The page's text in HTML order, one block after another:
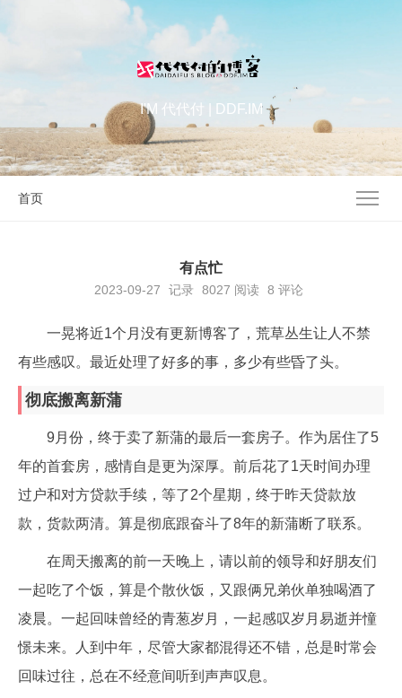
I'M 代代付 | DDF.IM
首页
有点忙
2023-09-27 记录 8027 阅读 8 评论
一晃将近1个月没有更新博客了，荒草丛生让人不禁
有些感叹。最近处理了好多的事，多少有些昏了头。
彻底搬离新蒲
9月份，终于卖了新蒲的最后一套房子。作为居住了5
年的首套房，感情自是更为深厚。前后花了1天时间办理
过户和对方贷款手续，等了2个星期，终于昨天贷款放
款，货款两清。算是彻底跟奋斗了8年的新蒲断了联系。
在周天搬离的前一天晚上，请以前的领导和好朋友们
一起吃了个饭，算是个散伙饭，又跟俩兄弟伙单独喝酒了
凌晨。一起回味曾经的青葱岁月，一起感叹岁月易逝并憧
憬未来。人到中年，尽管大家都混得还不错，总是时常会
回味过往，总在不经意间听到声声叹息。